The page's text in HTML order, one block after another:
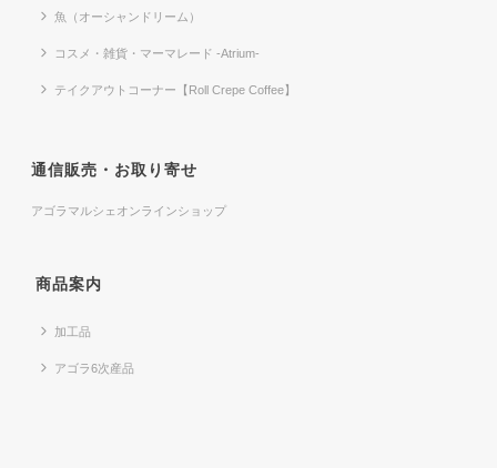
魚（オーシャンドリーム）
コスメ・雑貨・マーマレード -Atrium-
テイクアウトコーナー【Roll Crepe Coffee】
通信販売・お取り寄せ
アゴラマルシェオンラインショップ
商品案内
加工品
アゴラ6次産品